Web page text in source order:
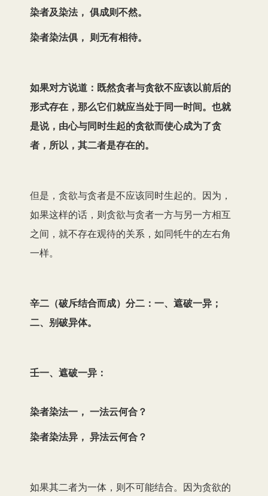
染者及染法， 俱成则不然。
染者染法俱， 则无有相待。
如果对方说道：既然贪者与贪欲不应该以前后的
形式存在，那么它们就应当处于同一时间。也就
是说，由心与同时生起的贪欲而使心成为了贪
者，所以，其二者是存在的。
但是，贪欲与贪者是不应该同时生起的。因为，
如果这样的话，则贪欲与贪者一方与另一方相互
之间，就不存在观待的关系，如同牦牛的左右角
一样。
辛二（破斥结合而成）分二：一、遮破一异；
二、别破异体。
壬一、遮破一异：
染者染法一， 一法云何合？
染者染法异， 异法云何合？
如果其二者为一体，则不可能结合。因为贪欲的